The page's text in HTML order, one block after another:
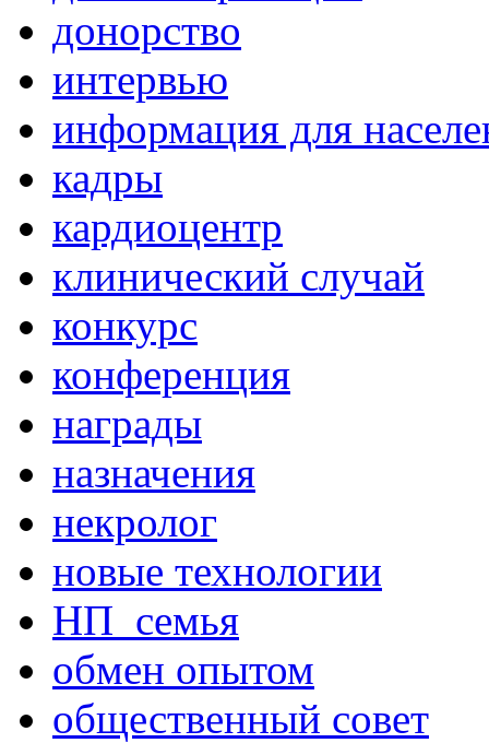
донорство
интервью
информация для
кадры
кардиоцентр
клинический случай
конкурс
конференция
награды
назначения
некролог
новые технологии
НП_семья
обмен опытом
общественный совет